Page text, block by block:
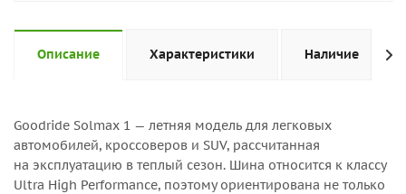
Описание Характеристики Наличие
Goodride Solmax 1 — летняя модель для легковых
автомобилей, кроссоверов и SUV, рассчитанная
на эксплуатацию в теплый сезон. Шина относится к классу
Ultra High Performance, поэтому ориентирована не только